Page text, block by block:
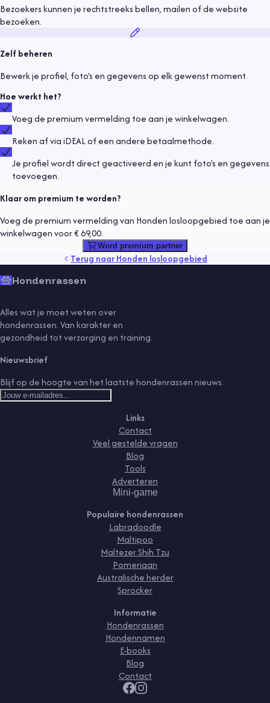
Bezoekers kunnen je rechtstreeks bellen, mailen of de website
bezoeken.
Zelf beheren
Bewerk je profiel, foto's en gegevens op elk gewenst moment.
Hoe werkt het?
Voeg de premium vermelding toe aan je winkelwagen.
Reken af via iDEAL of een andere betaalmethode.
Je profiel wordt direct geactiveerd en je kunt foto's en gegevens
toevoegen.
Klaar om premium te worden?
Voeg de premium vermelding van Honden losloopgebied toe aan je
winkelwagen voor € 69,00.
Word premium partner
Terug naarHonden losloopgebied
Hondenrassen
Alles wat je moet weten over
hondenrassen. Van karakter en
gezondheid tot verzorging en training.
Nieuwsbrief
Blijf op de hoogte van het laatste hondenrassen nieuws.
Links
Contact
Veel gestelde vragen
Blog
Tools
Adverteren
Mini-game
Populaire hondenrassen
Labradoodle
Maltipoo
Maltezer Shih Tzu
Pomeriaan
Australische herder
Sprocker
Informatie
Hondenrassen
Hondennamen
E-books
Blog
Contact